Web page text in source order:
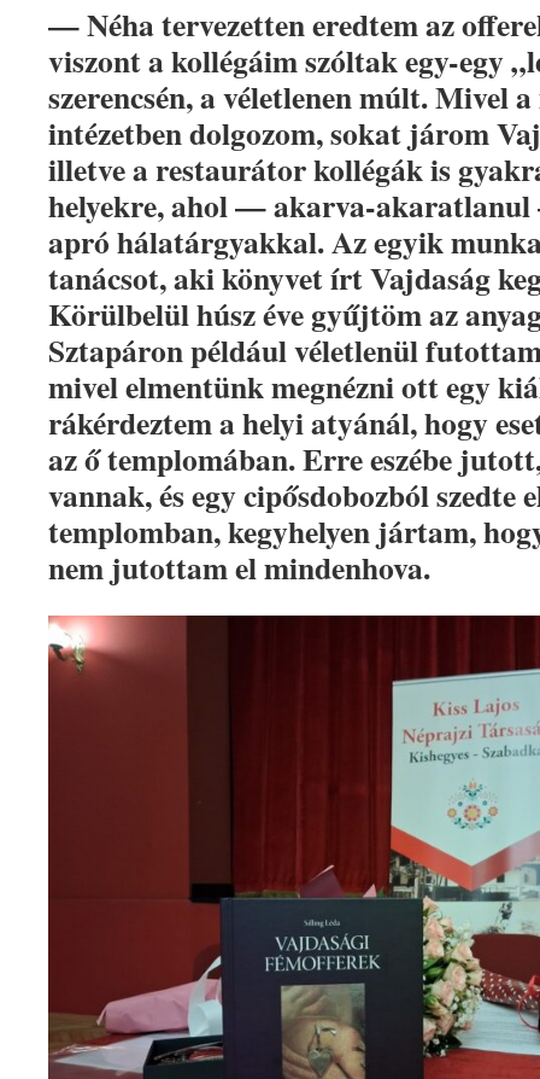
— Néha tervezetten eredtem az
viszont a kollégáim szóltak egy-egy
szerencsén, a véletlenen múlt. Mivel
intézetben dolgozom, sokat járom
illetve a restaurátor kollégák is
helyekre, ahol — akarva-
apró hálatárgyakkal. Az egyik
tanácsot, aki könyvet írt Vajdaság
Körülbelül húsz éve gyűjtöm az
Sztapáron például véletlenül
mivel elmentünk megnézni ott egy
rákérdeztem a helyi atyánál, hogy
az ő templomában. Erre eszébe
vannak, és egy cipősdobozból szedte
templomban, kegyhelyen jártam,
nem jutottam el mindenhova.